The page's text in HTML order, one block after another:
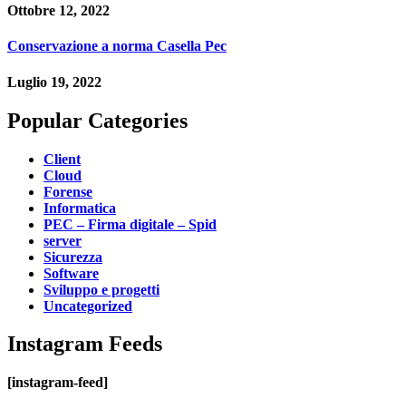
Ottobre 12, 2022
Conservazione a norma Casella Pec
Luglio 19, 2022
Popular Categories
Client
Cloud
Forense
Informatica
PEC – Firma digitale – Spid
server
Sicurezza
Software
Sviluppo e progetti
Uncategorized
Instagram Feeds
[instagram-feed]